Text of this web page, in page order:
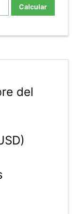
Calcular
del